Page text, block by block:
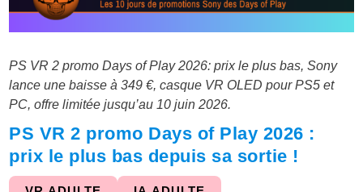
PS VR 2 promo Days of Play 2026: prix le plus bas, Sony
lance une baisse à 349 €, casque VR OLED pour PS5 et
PC, offre limitée jusqu’au 10 juin 2026.
PS VR 2 promo Days of Play 2026 :
prix le plus bas depuis sa sortie !